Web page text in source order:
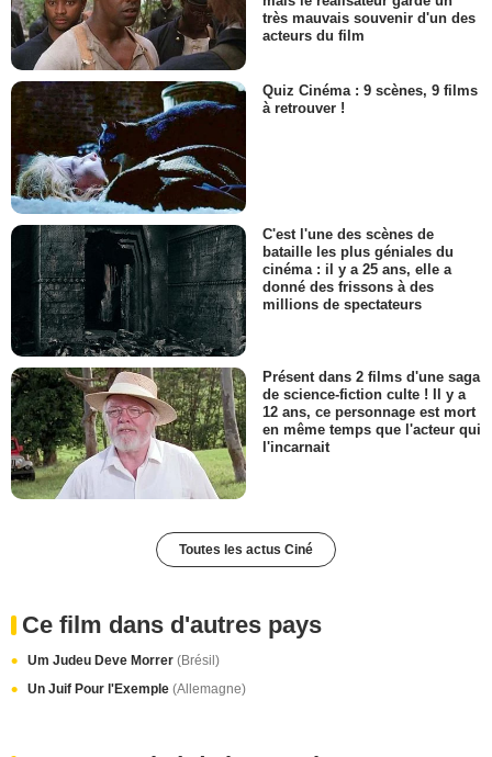
très mauvais souvenir d'un des
acteurs du film
Quiz Cinéma : 9 scènes, 9 films
à retrouver !
C'est l'une des scènes de
bataille les plus géniales du
cinéma : il y a 25 ans, elle a
donné des frissons à des
millions de spectateurs
Présent dans 2 films d'une saga
de science-fiction culte ! Il y a
12 ans, ce personnage est mort
en même temps que l'acteur qui
l'incarnait
Toutes les actus Ciné
Ce film dans d'autres pays
Um Judeu Deve Morrer (Brésil)
Un Juif Pour l'Exemple (Allemagne)